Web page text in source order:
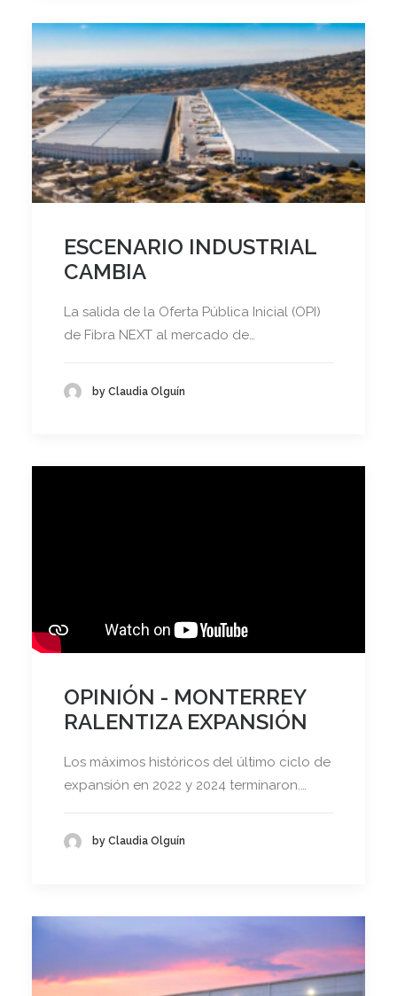
ESCENARIO INDUSTRIAL
CAMBIA
La salida de la Oferta Pública Inicial (OPI)
de Fibra NEXT al mercado de…
by Claudia Olguín
OPINIÓN - MONTERREY
RALENTIZA EXPANSIÓN
Los máximos históricos del último ciclo de
expansión en 2022 y 2024 terminaron.…
by Claudia Olguín